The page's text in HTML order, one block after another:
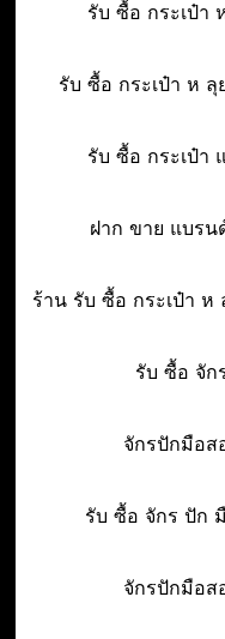
รับ ซื้อ กระเป๋า
รับ ซื้อ กระเป๋า ห ลุ
รับ ซื้อ กระเป๋า
ฝาก ขาย แบรน
ร้าน รับ ซื้อ กระเป๋า ห
รับ ซื้อ จัก
จักรปักมือส
รับ ซื้อ จักร ปัก
จักรปักมือส